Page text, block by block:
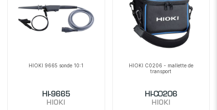
HIOKI 9665 sonde 10:1
HI-9665
HIOKI
HIOKI C0206 - mallette de
transport
HI-C0206
HIOKI